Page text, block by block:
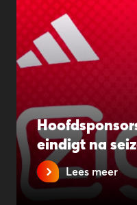
eindigt na
Lees meer